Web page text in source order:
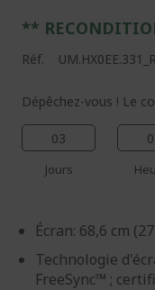
**
Réf.
Dépêchez-vous ! Le
03
Jours
Écran: 68,6 cm
Technologie
FreeSync™ ;